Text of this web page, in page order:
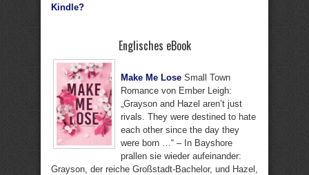
Kindle?
Englisches eBook
Make Me Lose Small Town
Romance von Ember Leigh:
„Grayson and Hazel aren’t just
rivals. They were destined to hate
each other since the day they
were born …“ – In Bayshore
prallen sie wieder aufeinander:
Grayson, der reiche Großstadt-Bachelor, und Hazel,